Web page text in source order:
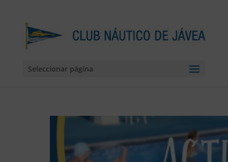
Seleccionar página